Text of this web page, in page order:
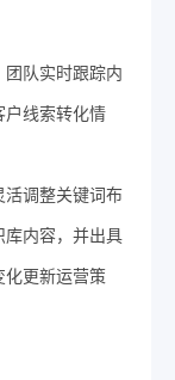
团队实时跟踪内
户线索转化情
活调整关键词布
库内容，并出具
化更新运营策